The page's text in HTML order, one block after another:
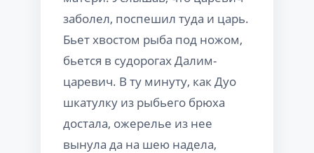
заболел, поспешил туда и царь.
Бьет хвостом рыба под ножом,
бьется в судорогах Далим-
царевич. В ту минуту, как Дуо
шкатулку из рыбьего брюха
достала, ожерелье из нее
вынула да на шею надела,